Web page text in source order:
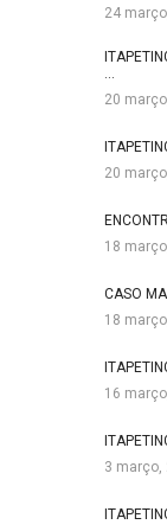
24
…
20
20
18
CASO
18
16
3 março,